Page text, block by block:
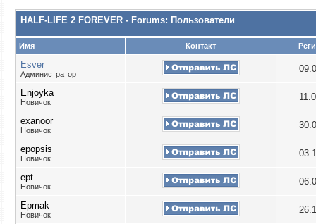
HALF-LIFE 2 FOREVER - Forums: Пользователи
Имя Контакт
Esver
Администратор
Enjoyka
Новичок
exanoor
Новичок
epopsis
Новичок
ept
Новичок
Epmak
Новичок